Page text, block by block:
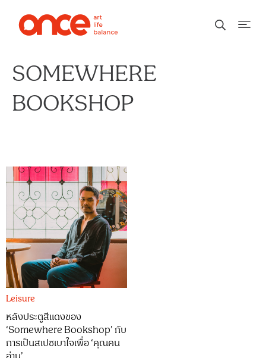
SOMEWHERE
BOOKSHOP
Leisure
หลังประตูสีแดงของ
‘Somewhere Bookshop’ กับ
การเป็นสเปซเบาใจเพื่อ ‘คุณคน